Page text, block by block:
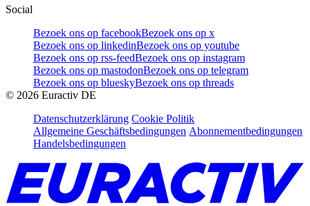
Social
Bezoek ons op facebookBezoek ons op x
Bezoek ons op linkedinBezoek ons op youtube
Bezoek ons op rss-feedBezoek ons op instagram
Bezoek ons op mastodonBezoek ons op telegram
Bezoek ons op blueskyBezoek ons op threads
© 2026 Euractiv DE
Datenschutzerklärung Cookie Politik
Allgemeine Geschäftsbedingungen Abonnementbedingungen
Handelsbedingungen